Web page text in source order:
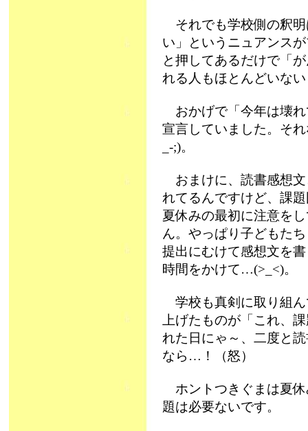
それでも学校側の釈明
い」というニュアンス
と押してあるだけで「
れる人もほとんどいな
おかげで「今年は壊れ
宣言していました。そ
_-;)。
おまけに、読書感想文
れてるんですけど、課
夏休みの最初に注意を
ん。やっぱり子どもた
提出にむけて感想文を
時間をかけて…(>_<)。
学校も真剣に取り組ん
上げたものが「これ、
れた日にゃ～、二度と
なら…！（怒）
ホントつきぐまは夏休
題は必要ないです。